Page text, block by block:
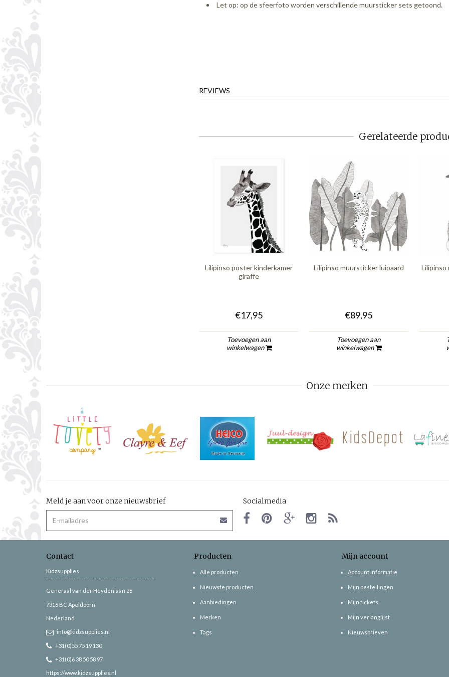
Let op: op de sfeerfoto worden verschillende muursticker sets getoond.
REVIEWS
Gerelateerde
Lilipinso poster kinderkamer
giraffe
€17,95
Toevoegen aan
winkelwagen
Lilipinso muursticker luipaard
€89,95
Toevoegen aan
winkelwagen
Lilipinso
Onze merken
Meld je aan voor onze nieuwsbrief Socialmedia
Contact
Kidzsupplies
Generaal van der Heydenlaan 28
7316 BC Apeldoorn
Nederland
info@kidzsupplies.nl
+31(0)55 75 19 130
+31(0)6 38 50 58 97
https://www.kidzsupplies.nl
Producten
Alle producten
Nieuwste producten
Aanbiedingen
Merken
Tags
Mijn account
Account informatie
Mijn bestellingen
Mijn tickets
Mijn verlanglijst
Nieuwsbrieven